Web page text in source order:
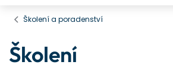
Školení a poradenství
Školení